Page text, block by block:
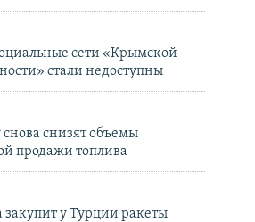
сети «Крымской
стали недоступны
снизят объемы
продажи топлива
закупит у Турции ракеты